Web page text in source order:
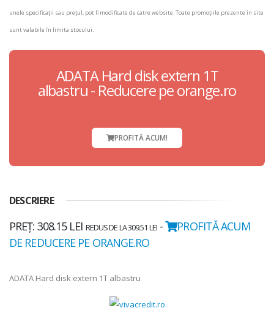
unele specificaţii sau preţul, pot fi modificate de catre website. Toate promoţiile prezente în site
sunt valabile în limita stocului.
ADATA Hard disk extern 1T
albastru - Reducere pe orange.ro
PROFITĂ ACUM!
DESCRIERE
PREȚ: 308.15 LEI REDUS DE LA 309.51 LEI-
PROFITĂ ACUM
DE REDUCERE PE ORANGE.RO
ADATA Hard disk extern 1T albastru